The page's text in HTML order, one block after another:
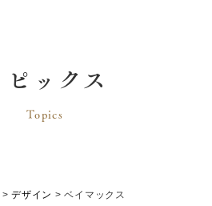
ピックス
Topics
> デザイン >ベイマックス